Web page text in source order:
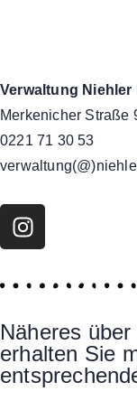
Verwaltung Niehler
Merkenicher Straße
0221 71 30 53
Näheres
erhalten Sie